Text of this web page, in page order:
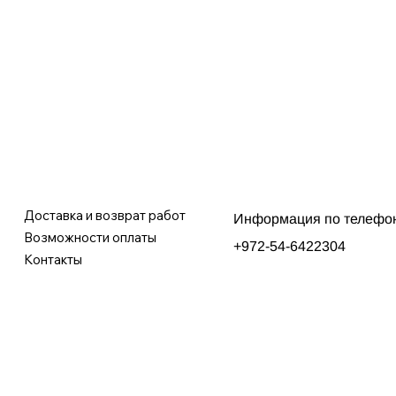
Доставка и возврат работ
Возможности оплаты
Контакты
Информация по
+972-54-6422304